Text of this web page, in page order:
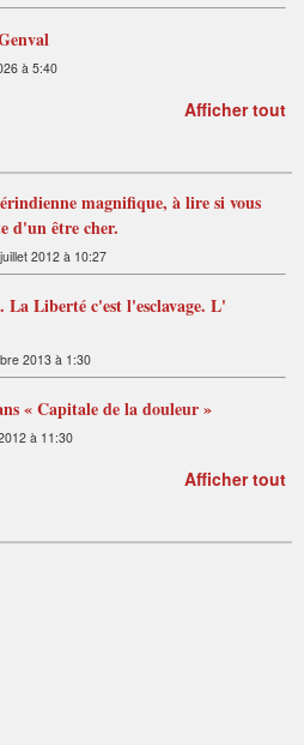
à 5:40
Afficher tout
magnifique, à lire si vous
d'un être cher.
2012 à 10:27
Liberté c'est l'esclavage. L'
2013 à 1:30
« Capitale de la douleur »
à 11:30
Afficher tout